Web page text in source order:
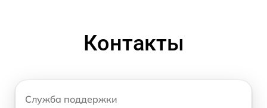
Контакты
Служба поддержки